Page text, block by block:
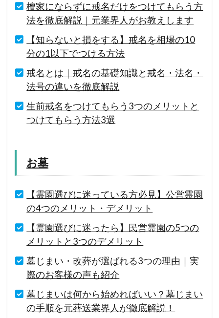
檀家にならずに戒名だけをつけてもらう方
法を徹底解説｜元業界人がお教えします
【知らないと損をする】戒名を相場の10
分の1以下でつける方法
戒名とは｜戒名の基礎知識と戒名・法名・
法号の違いを徹底解説
生前戒名をつけてもらう3つのメリットと
つけてもらう方法3選
お墓
【霊園選びに迷っている方必見】公営霊園
の4つのメリット・デメリット
【霊園選びに迷ったら】民営霊園の5つの
メリットと3つのデメリット
墓じまい・改葬が選ばれる3つの理由｜実
際のお客様の声も紹介
墓じまいは何から始めればいい？墓じまい
の手順を元葬送業界人が徹底解説！